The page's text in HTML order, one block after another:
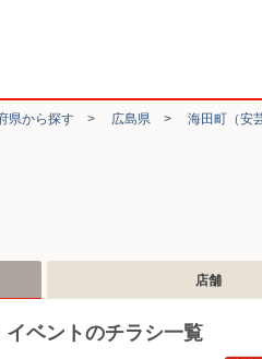
県から探す > 広島県 > 海田町（安
店舗
ベントのチラシ一覧